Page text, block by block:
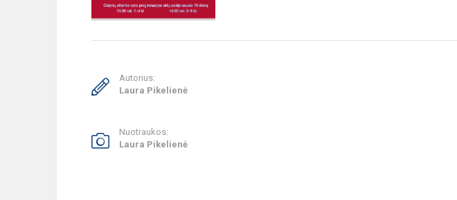
Autorius:
Laura Pikelienė
Nuotraukos:
Laura Pikelienė